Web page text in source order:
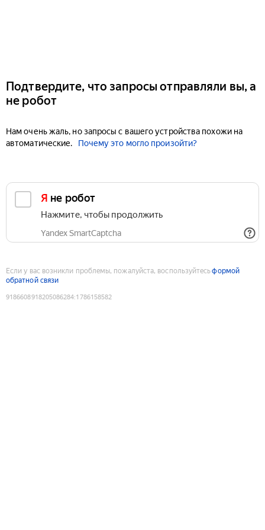
Подтвердите, что запросы отправляли вы, а
не робот
Нам очень жаль, но запросы с вашего устройства похожи на
автоматические.
Почему это могло произойти?
Я не робот
Нажмите, чтобы продолжить
Yandex SmartCaptcha
Если у вас возникли проблемы, пожалуйста, воспользуйтесьформой
обратной связи
9186608918205086284:1786158582